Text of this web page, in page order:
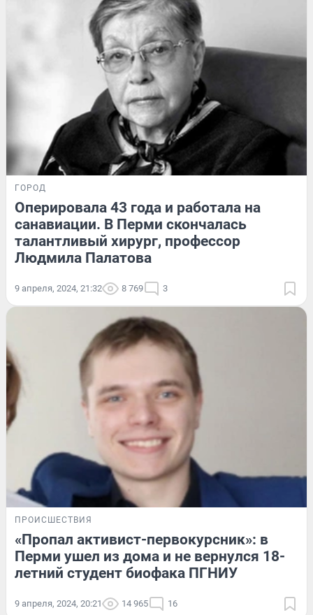
ГОРОД
Оперировала 43 года и работала на
санавиации. В Перми скончалась
талантливый хирург, профессор
Людмила Палатова
9 апреля, 2024, 21:32 8 769 3
ПРОИСШЕСТВИЯ
«Пропал активист-первокурсник»: в
Перми ушел из дома и не вернулся 18-
летний студент биофака ПГНИУ
9 апреля, 2024, 20:21 14 965 16